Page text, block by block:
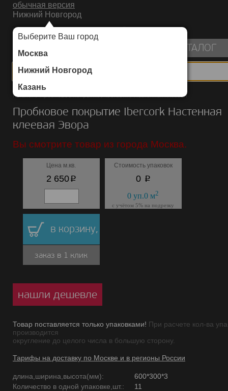
обычная версия
Нижний Новгород
Выберите Ваш город
Москва
Нижний Новгород
Казань
ИНТЕРНЕТ-МАГАЗИН НАПОЛЬНЫХ ПОКРЫТИЙ
КАТАЛОГ
Каталог/Пробковое покрытие/Ibercork/Настенная клеевая
Пробковое покрытие Ibercork Настенная
клеевая Эвора
Вы смотрите товар из города Москва.
Цена м.кв.
2 650p
Стоимость упаковок
0 p
0 уп.0 м2
с учётом 5% на подрезку
в корзину,
заказ в 1 клик
нашли дешевле
Товар поставляется только упаковками! При расчете кол-ва
производится
округление до целого числа в большую сторону.
Тарифы на доставку по Москве и в регионы России
длина,ширина,высота(мм):
600*300*3
Количество в одной упаковке,шт.:
11